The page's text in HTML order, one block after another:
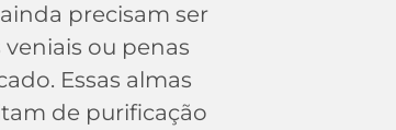
precisam ser
ou penas
Essas almas
de purificação